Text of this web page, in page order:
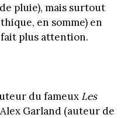
pluie), mais surtout
en somme) en
plus attention.
du fameux Les
Garland (auteur de